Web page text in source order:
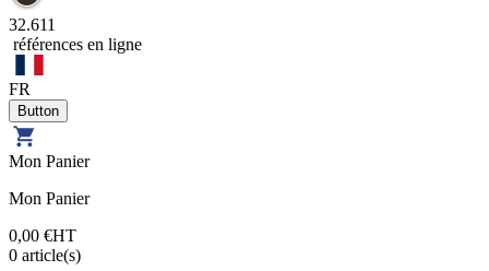
32.611
références en ligne
FR
Mon Panier
Mon Panier
0,00 €HT
0 article(s)